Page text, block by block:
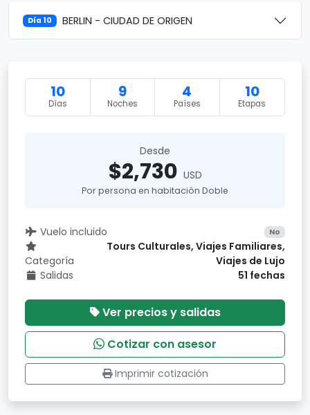
Día 10 BERLIN - CIUDAD DE ORIGEN
10
Días
9
Noches
4
Países
10
Etapas
Desde
$2,730 USD
Por persona en habitación Doble
Vuelo incluido No
Categoría
Tours Culturales, Viajes Familiares,
Viajes de Lujo
Salidas
51 fechas
Ver precios y salidas
Cotizar con asesor
Imprimir cotización